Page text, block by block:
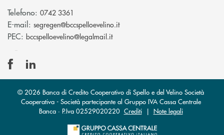
Telefono: 0742 3361
E-mail: segregen@bccspelloevelino.it(si apre l’app di posta
PEC: bccspelloevelino@legalmail.it(si apre l’app di posta
© 2026 Banca di Credito Cooperativo di Spello e del Velino Società
Cooperativa - Società partecipante al Gruppo IVA Cassa Centrale
Banca · P.Iva 02529020220 Crediti| Note legali